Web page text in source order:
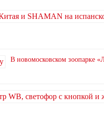
В новомосковском зоопарке